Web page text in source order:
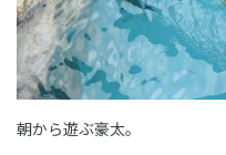
朝から遊ぶ豪太。